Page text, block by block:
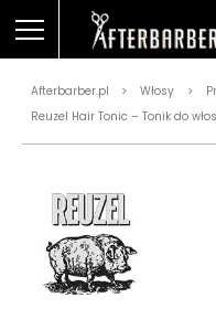
Afterbarber.pl > Włosy >
Reuzel Hair Tonic – Tonik do